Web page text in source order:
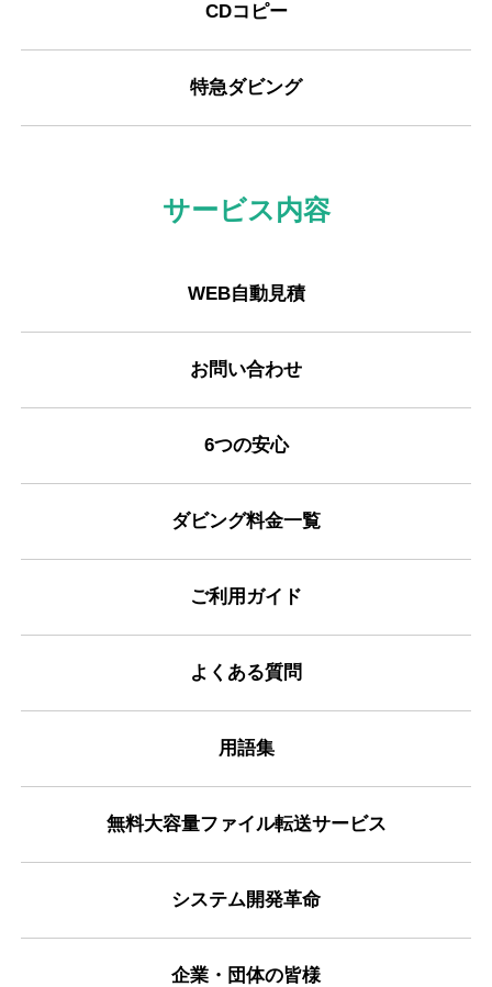
CDコピー
特急ダビング
サービス内容
WEB自動見積
お問い合わせ
6つの安心
ダビング料金一覧
ご利用ガイド
よくある質問
用語集
無料大容量ファイル転送サービス
システム開発革命
企業・団体の皆様